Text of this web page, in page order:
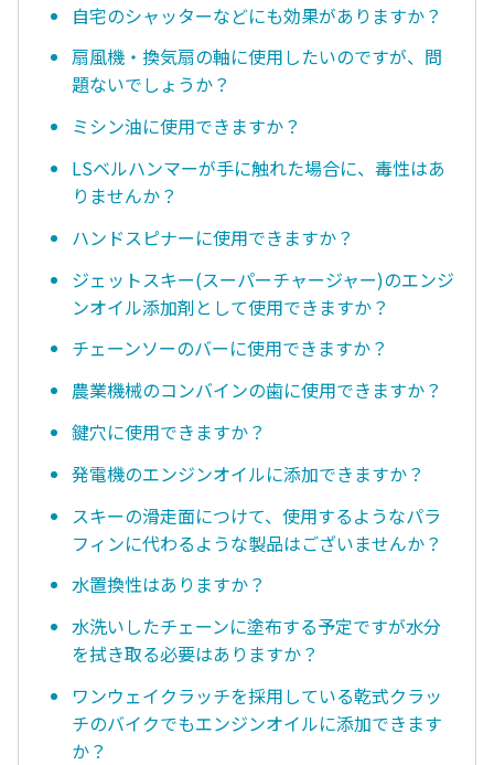
自宅のシャッターなどにも効果がありますか？
扇風機・換気扇の軸に使用したいのですが、問
題ないでしょうか？
ミシン油に使用できますか？
LSベルハンマーが手に触れた場合に、毒性はあ
りませんか？
ハンドスピナーに使用できますか？
ジェットスキー(スーパーチャージャー)のエンジ
ンオイル添加剤として使用できますか？
チェーンソーのバーに使用できますか？
農業機械のコンバインの歯に使用できますか？
鍵穴に使用できますか？
発電機のエンジンオイルに添加できますか？
スキーの滑走面につけて、使用するようなパラ
フィンに代わるような製品はございませんか？
水置換性はありますか？
水洗いしたチェーンに塗布する予定ですが水分
を拭き取る必要はありますか？
ワンウェイクラッチを採用している乾式クラッ
チのバイクでもエンジンオイルに添加できます
か？